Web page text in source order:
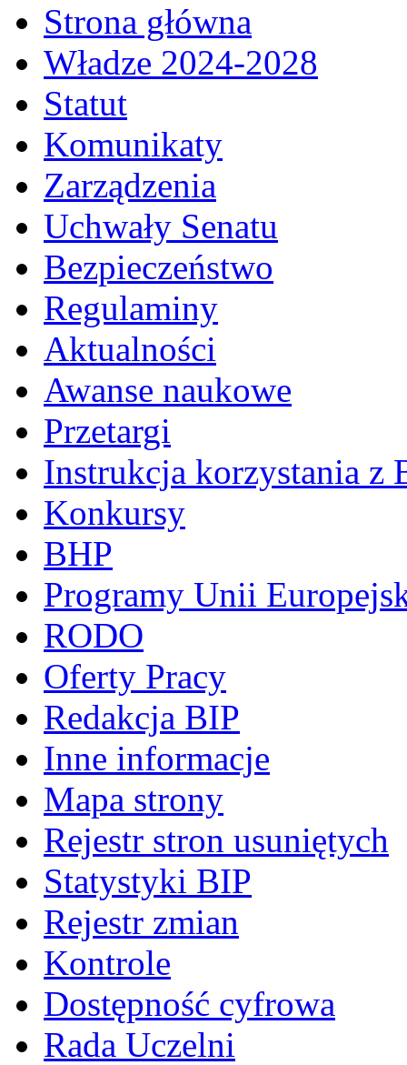
Strona główna
Władze 2024-2028
Statut
Komunikaty
Zarządzenia
Uchwały Senatu
Bezpieczeństwo
Regulaminy
Aktualności
Awanse naukowe
Przetargi
Instrukcja korzystania z
Konkursy
BHP
Programy Unii
RODO
Oferty Pracy
Redakcja BIP
Inne informacje
Mapa strony
Rejestr stron usuniętych
Statystyki BIP
Rejestr zmian
Kontrole
Dostępność cyfrowa
Rada Uczelni